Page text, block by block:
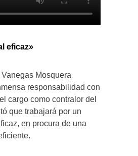
eficaz»
Mosquera
responsabilidad con
cargo como contralor del
que trabajará por un
en procura de una